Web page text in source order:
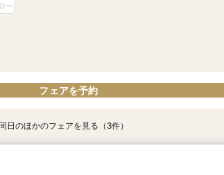
〜
フェアを予約
同日のほかのフェアを見る（3件）